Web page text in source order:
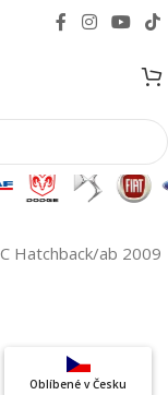
Hatchback/ab 2009
Oblíbené v Česku